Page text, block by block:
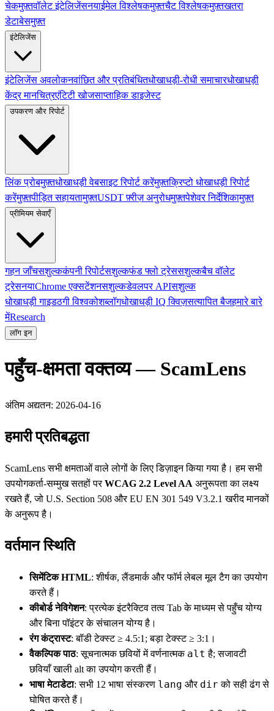
चेकमुफ़्तवॉलेट इंटेलिजेंसनयाईमेल विश्लेषकमुफ़्तचैट विश्लेषकमुफ़्तखतरा
डेटाबेसमुफ़्त
इंटेलिजेंस
इंटेलिजेंस अवलोकनवांछित और प्रतिबंधितधोखाधड़ी-रोधी समाचारधोखाधड़ी
केंद्र मानचित्रएंटिटी खोजसाप्ताहिक डाइजेस्ट
उपकरण और रिपोर्ट
लिंक प्रोबमुफ़्तधोखाधड़ी वेबसाइट रिपोर्ट करेंमुफ़्तक्रिप्टो धोखाधड़ी रिपोर्ट
करेंमुफ़्तपीड़ित सहायतामुफ़्तUSDT फ़्रीज़ अनुरोधमुफ़्तपेशेवर निर्देशिकामुफ़्त
प्रीमियम सेवाएँ
गहन जाँचसशुल्ककंपनी रिपोर्टसशुल्कफंड फ्लो ट्रेससशुल्कबैच वॉलेट
ट्रेसनयाChrome एक्सटेंशनसशुल्कडेवलपर APIसशुल्क
धोखाधड़ी गाइडठगी विश्वकोशब्लॉगधोखाधड़ी IQ क्विज़सत्यापित बैजहमारे बारे
मेंResearch
लॉग इन
पहुँच-क्षमता वक्तव्य — ScamLens
अंतिम अद्यतन: 2026-04-16
हमारी प्रतिबद्धता
ScamLens सभी क्षमताओं वाले लोगों के लिए डिज़ाइन किया गया है। हम सभी
उपयोगकर्ता-सम्मुख सतहों परWCAG 2.2 Level AA अनुरूपता का लक्ष्य
रखते हैं, जो U.S. Section 508 और EU EN 301 549 V3.2.1 खरीद मानकों
के अनुरूप है।
वर्तमान स्थिति
सिमेंटिक HTML: शीर्षक, लैंडमार्क और फॉर्म लेबल मूल टैग का उपयोग
करते हैं।
कीबोर्ड नेविगेशन: प्रत्येक इंटरैक्टिव तत्व Tab के माध्यम से पहुँच योग्य
और बिना पॉइंटर के संचालन योग्य है।
रंग कंट्रास्ट: बॉडी टेक्स्ट ≥ 4.5:1; बड़ा टेक्स्ट ≥ 3:1।
वैकल्पिक पाठ: सूचनात्मक छवियों में वर्णनात्मक alt है; सजावटी
छवियाँ खाली alt का उपयोग करती हैं।
भाषा मेटाडेटा: सभी 12 भाषा संस्करण lang और dir को सही ढंग से
घोषित करते हैं।